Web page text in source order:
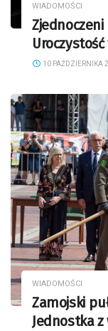
WIADOMOŚCI
10 PAŹDZIERNIKA
WIADOMOŚCI
Zamojski
Jednostka